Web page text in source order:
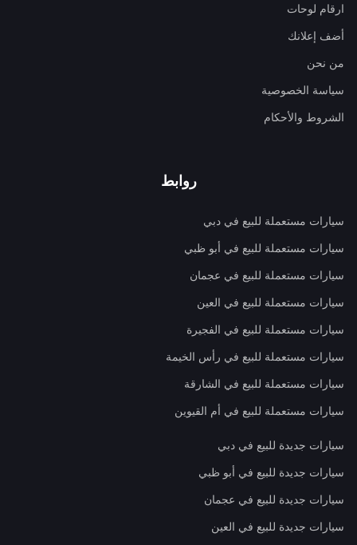
ارقام لوحات
أضف إعلانك
من نحن
سياسة الخصوصية
الشروط والأحكام
روابط
سيارات مستعملة للبيع في دبي
سيارات مستعملة للبيع في أبو ظبي
سيارات مستعملة للبيع في عجمان
سيارات مستعملة للبيع في العين
سيارات مستعملة للبيع في الفجيرة
سيارات مستعملة للبيع في رأس الخيمة
سيارات مستعملة للبيع في الشارقة
سيارات مستعملة للبيع في أم القيوين
سيارات جديدة للبيع في دبي
سيارات جديدة للبيع في أبو ظبي
سيارات جديدة للبيع في عجمان
سيارات جديدة للبيع في العين